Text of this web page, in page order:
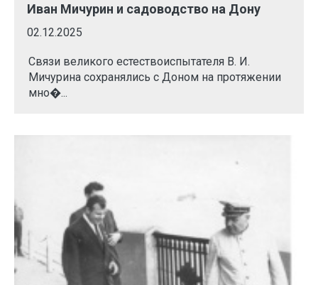
Иван Мичурин и садоводство на Дону
02.12.2025
Связи великого естествоиспытателя В. И.
Мичурина сохранялись с Доном на протяжении
мно�...